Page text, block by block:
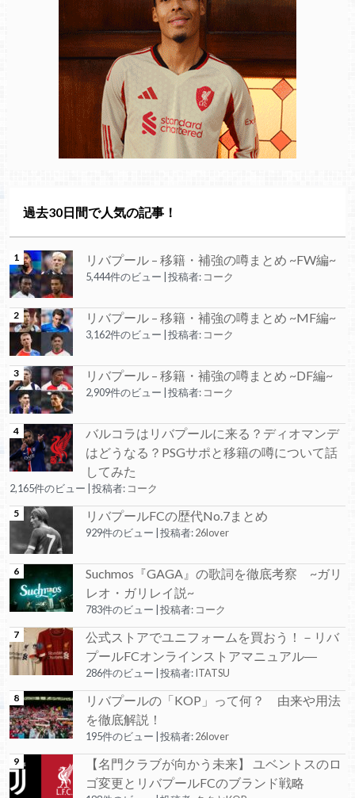
過去30日間で人気の記事！
リバプール – 移籍・補強の噂まとめ ~FW編~
5,444件のビュー 投稿者: コーク
リバプール – 移籍・補強の噂まとめ ~MF編~
3,162件のビュー 投稿者: コーク
リバプール – 移籍・補強の噂まとめ ~DF編~
2,909件のビュー 投稿者: コーク
バルコラはリバプールに来る？ディオマンデ
はどうなる？PSGサポと移籍の噂について話
してみた
2,165件のビュー 投稿者: コーク
リバプールFCの歴代No.7まとめ
929件のビュー 投稿者:26lover
Suchmos『GAGA』の歌詞を徹底考察 ~ガリ
レオ・ガリレイ説~
783件のビュー 投稿者: コーク
公式ストアでユニフォームを買おう！－リバ
プールFCオンラインストアマニュアル―
286件のビュー 投稿者:ITATSU
リバプールの「KOP」って何？ 由来や用法
を徹底解説！
195件のビュー 投稿者:26lover
【名門クラブが向かう未来】 ユベントスのロ
ゴ変更とリバプールFCのブランド戦略